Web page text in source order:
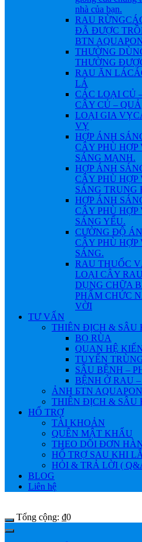
nhà của bạn.
RAU RỪNG
ĐÃ ĐƯỢC
BTN
THƯỜNG
THƯỜNG
RAU ĂN LÁ
LÁ
CÁC LOẠI CỦ
CÂY CỦ – QUẢ
LOẠI GIA VỴ
VỴ
HỢP ÁNH
CÂY PHÙ
SÁNG MẠNH.
HỢP ÁNH
CÂY PHÙ
SÁNG TRUNG
HỢP ÁNH
CÂY PHÙ
SÁNG YẾU.
CƯỜNG ĐỘ
CÂY PHÙ
SÁNG.
RAU THUỐC
LOẠI CÂY
DỤNG CHỮA
PHẨM CHỨC
VỜI
TƯ VẤN
THIÊN ĐỊCH & SÂU
BỌ RÙA
QUAN HỆ
TUYẾN
SÂU BỆNH –
BỆNH Ở RAU
ẢNH БTN
THIÊN ĐỊCH & SÂU
HỔ TRỢ
TÀI KHOẢN
QUÊN MẬT KHẨU
THEO DÕI ĐƠN
HỔ TRỢ SAU KHI
HỎI & TRẢ LỜI (
BLOG
Liên hệ
Tổng cộng: ₫0